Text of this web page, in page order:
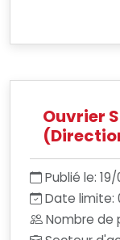
Ouvrier
Publié le:
Date limite:
Nombre de